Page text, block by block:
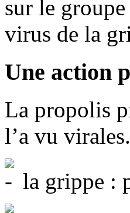
sur le
virus de la
Une action
La propolis
l’a vu
la grippe :